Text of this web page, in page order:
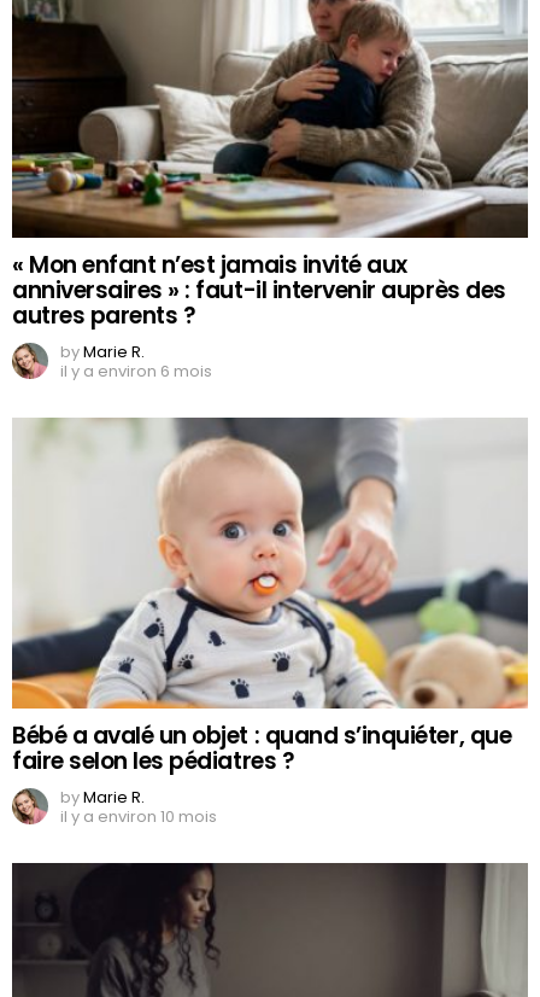
« Mon enfant n’est jamais invité aux
anniversaires » : faut-il intervenir auprès des
autres parents ?
byMarie R.
il y a environ 6 mois
Bébé a avalé un objet : quand s’inquiéter, que
faire selon les pédiatres ?
byMarie R.
il y a environ 10 mois